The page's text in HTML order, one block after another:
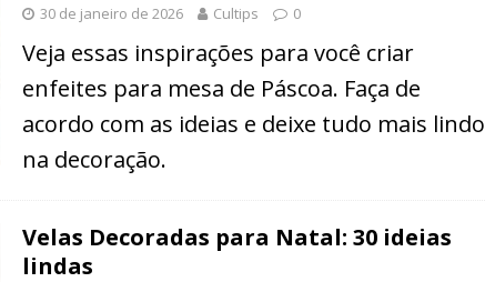
30 de janeiro de 2026 Cultips 0
Veja essas inspirações para você criar
enfeites para mesa de Páscoa. Faça de
acordo com as ideias e deixe tudo mais lindo
na decoração.
Velas Decoradas para Natal: 30 ideias
lindas